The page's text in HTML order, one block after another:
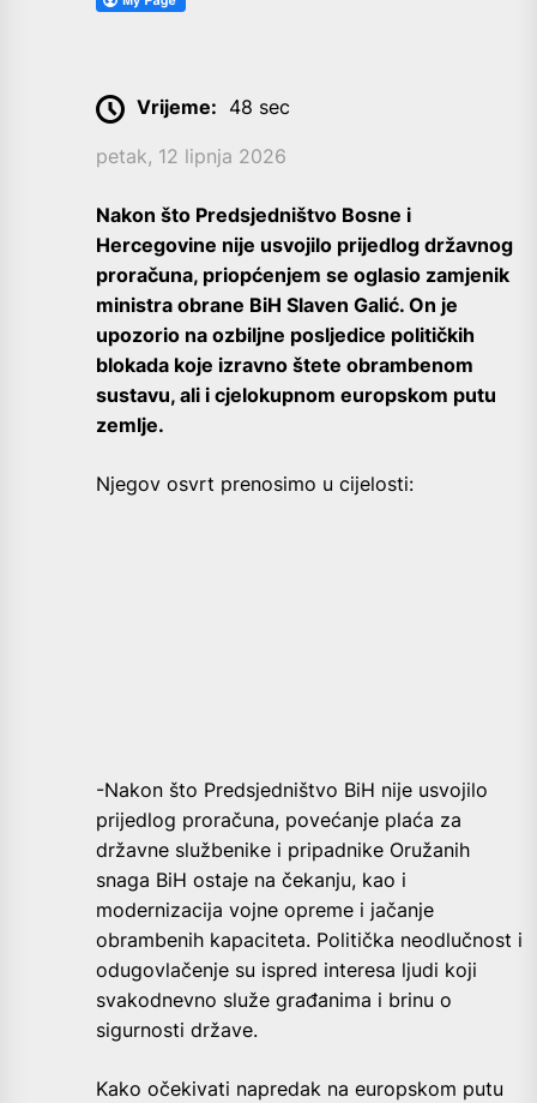
Vrijeme: 48 sec
petak, 12 lipnja 2026
Nakon što Predsjedništvo Bosne i
Hercegovine nije usvojilo prijedlog državnog
proračuna, priopćenjem se oglasio zamjenik
ministra obrane BiH Slaven Galić. On je
upozorio na ozbiljne posljedice političkih
blokada koje izravno štete obrambenom
sustavu, ali i cjelokupnom europskom putu
zemlje.
Njegov osvrt prenosimo u cijelosti:
-Nakon što Predsjedništvo BiH nije usvojilo
prijedlog proračuna, povećanje plaća za
državne službenike i pripadnike Oružanih
snaga BiH ostaje na čekanju, kao i
modernizacija vojne opreme i jačanje
obrambenih kapaciteta. Politička neodlučnost i
odugovlačenje su ispred interesa ljudi koji
svakodnevno služe građanima i brinu o
sigurnosti države.
Kako očekivati napredak na europskom putu